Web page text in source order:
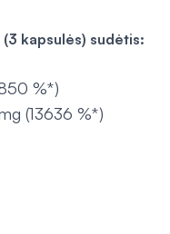
kapsulės) sudėtis:
%*)
(13636 %*)